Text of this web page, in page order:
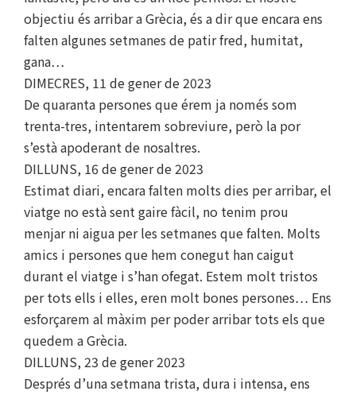
objectiu és arribar a Grècia, és a dir que encara ens
falten algunes setmanes de patir fred, humitat,
gana…
DIMECRES, 11 de gener de 2023
De quaranta persones que érem ja només som
trenta-tres, intentarem sobreviure, però la por
s’està apoderant de nosaltres.
DILLUNS, 16 de gener de 2023
Estimat diari, encara falten molts dies per arribar, el
viatge no està sent gaire fàcil, no tenim prou
menjar ni aigua per les setmanes que falten. Molts
amics i persones que hem conegut han caigut
durant el viatge i s’han ofegat. Estem molt tristos
per tots ells i elles, eren molt bones persones… Ens
esforçarem al màxim per poder arribar tots els que
quedem a Grècia.
DILLUNS, 23 de gener 2023
Després d’una setmana trista, dura i intensa, ens